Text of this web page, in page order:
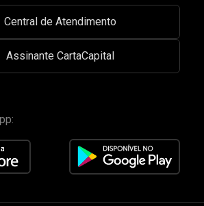
Central de Atendimento
Assinante CartaCapital